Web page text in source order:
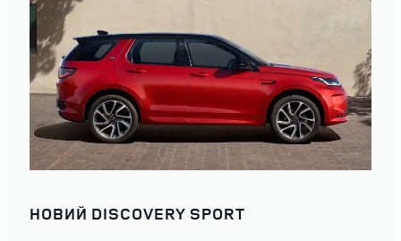
НОВИЙ DISCOVERY SPORT